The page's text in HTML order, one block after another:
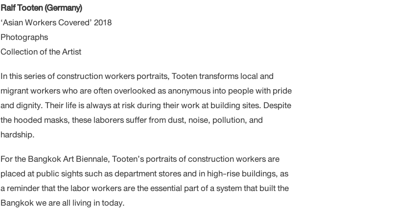
Ralf Tooten (Germany)
‘Asian Workers Covered’ 2018
Photographs
Collection of the Artist
In this series of construction workers portraits, Tooten transforms local and
migrant workers who are often overlooked as anonymous into people with pride
and dignity. Their life is always at risk during their work at building sites. Despite
the hooded masks, these laborers suffer from dust, noise, pollution, and
hardship.
For the Bangkok Art Biennale, Tooten’s portraits of construction workers are
placed at public sights such as department stores and in high-rise buildings, as
a reminder that the labor workers are the essential part of a system that built the
Bangkok we are all living in today.